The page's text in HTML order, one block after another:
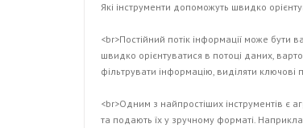
Які інструменти допоможуть швидко
<br>Постійний потік інформації може
швидко орієнтуватися в потоці даних,
фільтрувати інформацію, виділяти ключові
<br>Одним з найпростіших інструментів є
та подають їх у зручному форматі.